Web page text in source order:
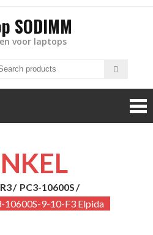
SODIMM
voor laptops
PC3-10600S
10600S-9-10-F3 Elpida